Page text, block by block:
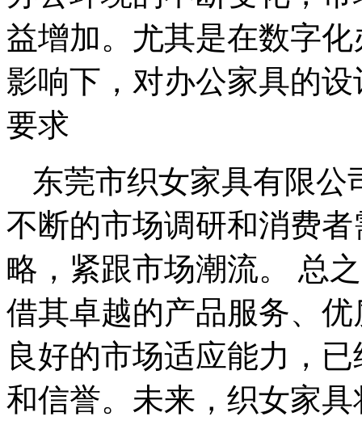
益增加。尤其是在数字
影响下，对办公家具的
要求
东莞市织女家具有限
不断的市场调研和消费
略，紧跟市场潮流。 总
借其卓越的产品服务、
良好的市场适应能力，
和信誉。未来，织女家